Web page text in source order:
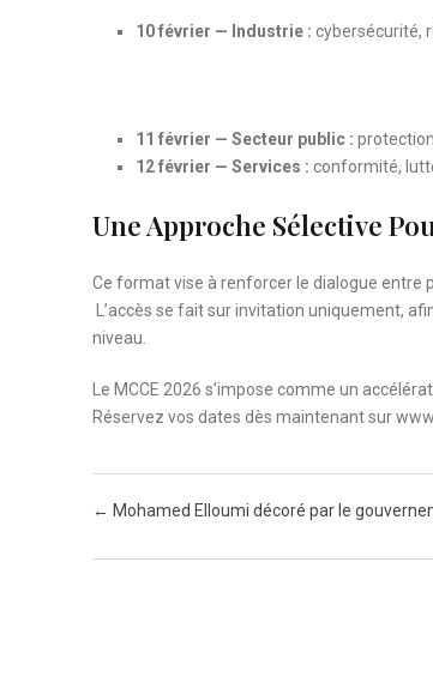
10 février — Industrie : cybersécurité,
11 février — Secteur public :
12 février — Services : conformité,
Une Approche Sélective
Ce format vise à renforcer le dialogue entre
L’accès se fait sur invitation uniquement,
niveau.
Le MCCE 2026 s’impose comme un
Réservez vos dates dès maintenant sur
Post navigation
← Mohamed Elloumi décoré par le